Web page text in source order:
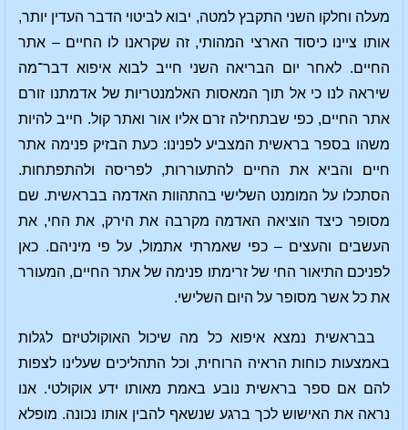
מעלה וחלקו השני התקבץ למטה, יבוא לביטוי הדבר העדין יותר,
אותו ציינו כיסוד הארצי המהותי, זה שקראנו לו החיים – אתר
החיים. לאחר יום הבריאה השני חייב לבוא איפוא דבר־מה
שיראה לנו כי אל תוך המאסות האלמנטריות של אדמתנו זורם
אתר החיים, כפי שבתחילה זרם אליו אור ואתר קול. חייב להיות
משהו בספר בראשית המצביע לפנינו: כעת הבזיק פנימה אתר
חיים והביא את החיים להתעוררות, לפריסה ולהתפתחות.
הסתכלו על המומנט השלישי בהתהוות האדמה בבראשית. שם
מסופר כיצד הוציאה האדמה מקרבה את הירק, את החי, את
העשבים והעצים – כפי שאמרתי אתמול, על פי מיניהם. כאן
לפניכם התיאור החי של זרימתו פנימה של אתר החיים, המעורר
את כל אשר מסופר על היום השלישי.
בבראשית נמצא איפוא כל מה שיכול האוקולטיזם לגלות
באמצעות כוחות הראיה הרוחית, וכל התהליכים שעלינו לצפות
להם אם ספר בראשית נובע באמת מאותו ידע אוקולטי. אנו
נראה את האישוש לכך ברגע שנשאף להבין אותו נכונה. מופלא